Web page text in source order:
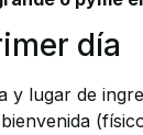
día
y lugar de